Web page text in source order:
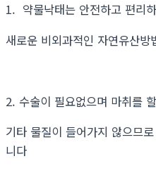
1. 약물낙태는 안전하고 편리
새로운 비외과적인 자연유산방
2. 수술이 필요없으며 마취를
기타 물질이 들어가지 않으므
니다